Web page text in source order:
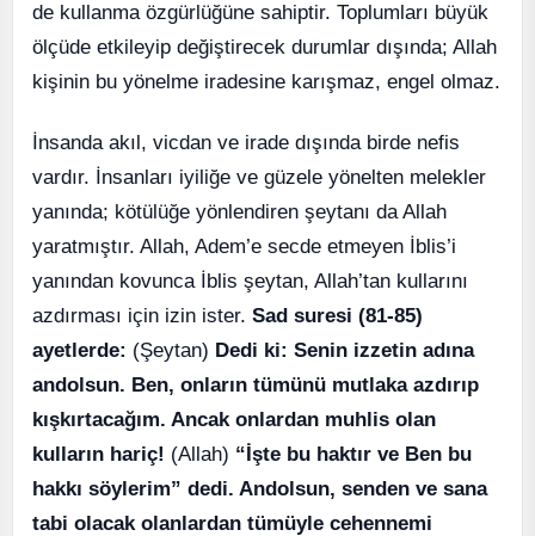
de kullanma özgürlüğüne sahiptir. Toplumları büyük
ölçüde etkileyip değiştirecek durumlar dışında; Allah
kişinin bu yönelme iradesine karışmaz, engel olmaz.
İnsanda akıl, vicdan ve irade dışında birde nefis
vardır. İnsanları iyiliğe ve güzele yönelten melekler
yanında; kötülüğe yönlendiren şeytanı da Allah
yaratmıştır. Allah, Adem’e secde etmeyen İblis’i
yanından kovunca İblis şeytan, Allah’tan kullarını
azdırması için izin ister. Sad suresi (81-85)
ayetlerde: (Şeytan) Dedi ki: Senin izzetin adına
andolsun. Ben, onların tümünü mutlaka azdırıp
kışkırtacağım. Ancak onlardan muhlis olan
kulların hariç! (Allah) “İşte bu haktır ve Ben bu
hakkı söylerim” dedi. Andolsun, senden ve sana
tabi olacak olanlardan tümüyle cehennemi